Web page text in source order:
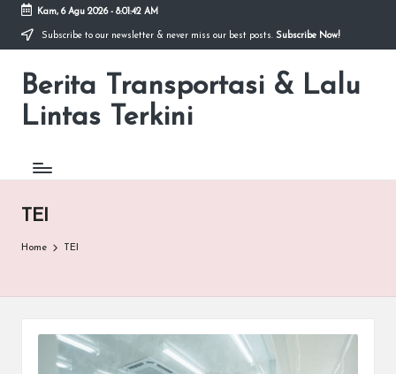
Skip
content
Kam, 6 Agu 2026- 8:01:42 AM
Subscribe to our newsletter & never miss our best posts. Subscribe Now!
Berita Transportasi & Lalu
Lintas Terkini
premancity.biz.id
TEI
Home TEI